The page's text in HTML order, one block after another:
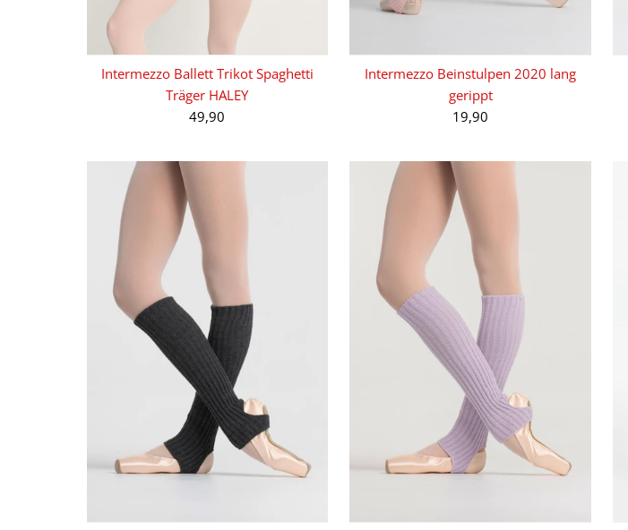
Intermezzo Ballett Trikot Spaghetti
Träger HALEY
49,90
Intermezzo Beinstulpen 2020 lang
gerippt
19,90